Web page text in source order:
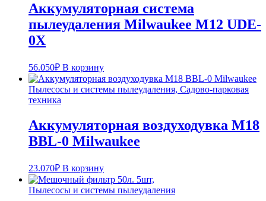
Аккумуляторная система
пылеудаления Milwaukee M12 UDE-
0X
56.050₽ В корзину
Пылесосы и системы пылеудаления, Садово-парковая
техника
Аккумуляторная воздуходувка М18
BBL-0 Milwaukee
23.070₽ В корзину
Пылесосы и системы пылеудаления